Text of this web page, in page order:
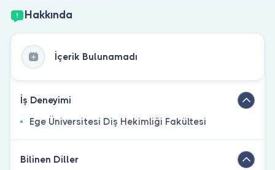
Hakkında
İçerik Bulunamadı
İş Deneyimi
Ege Üniversitesi Diş Hekimliği Fakültesi
Bilinen Diller